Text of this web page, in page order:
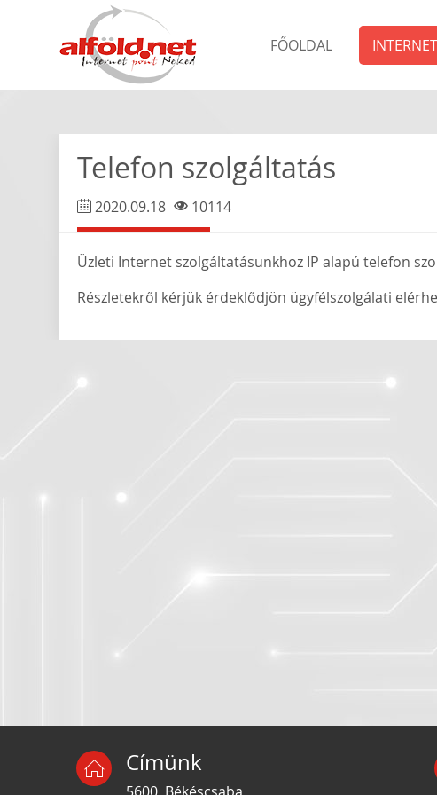
FŐOLDAL
Telefon szolgáltatás
2020.09.18 10114
Üzleti Internet szolgáltatásunkhoz IP alapú telefon
Részletekről kérjük érdeklődjön ügyfélszolgálati
Címünk